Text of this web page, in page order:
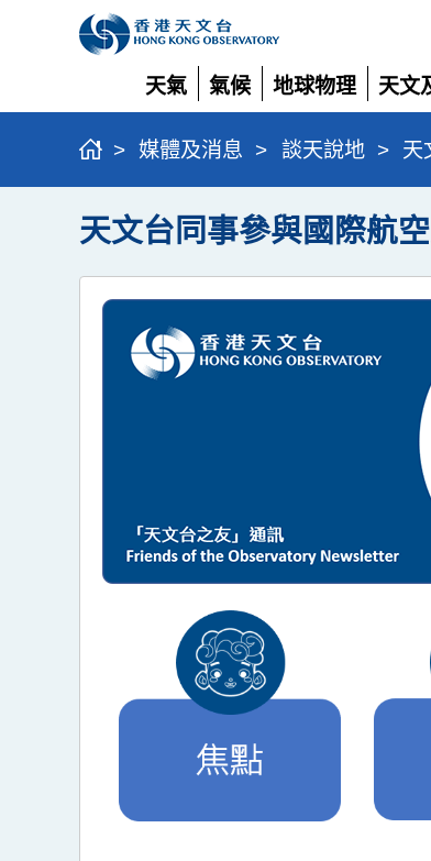
天氣
展
開
氣候
展
開
地球物理
展
開
天文
展
開
> 媒體及消息 > 談天說地 > 天
天文台同事參與國際航